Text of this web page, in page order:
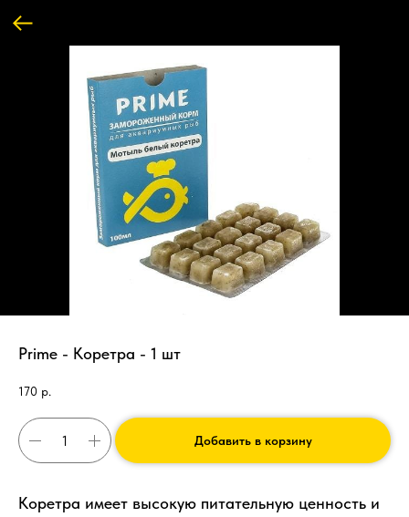
Prime - Коретра - 1 шт
170 р.
Добавить в корзину
Коретра имеет высокую питательную ценность и